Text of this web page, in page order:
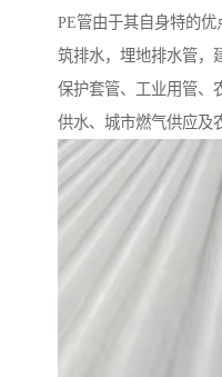
PE管由于其自身特的
筑排水，埋地排水管，
保护套管、工业用管、
供水、城市燃气供应及